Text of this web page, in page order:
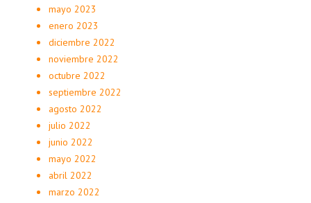
mayo 2023
enero 2023
diciembre 2022
noviembre 2022
octubre 2022
septiembre 2022
agosto 2022
julio 2022
junio 2022
mayo 2022
abril 2022
marzo 2022